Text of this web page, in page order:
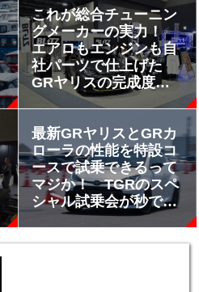
これが総合チューニン
グメーカーの実力！
エアロもエンジンも自
社パーツで仕上げた
GRヤリスの完成度が
ヤバい【AMA2026】
最新GRヤリスとGRカ
ローラの性能を特設コ
ースで試乗できるって
マジか！ TGRのスペ
シャル試乗会が秒で完
売!!【AMA2026】